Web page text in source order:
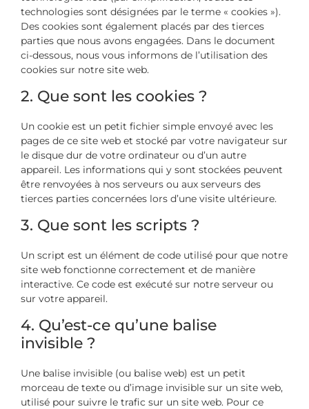
technologies sont désignées par le terme « cookies »).
Des cookies sont également placés par des tierces
parties que nous avons engagées. Dans le document
ci-dessous, nous vous informons de l’utilisation des
cookies sur notre site web.
2. Que sont les cookies ?
Un cookie est un petit fichier simple envoyé avec les
pages de ce site web et stocké par votre navigateur sur
le disque dur de votre ordinateur ou d’un autre
appareil. Les informations qui y sont stockées peuvent
être renvoyées à nos serveurs ou aux serveurs des
tierces parties concernées lors d’une visite ultérieure.
3. Que sont les scripts ?
Un script est un élément de code utilisé pour que notre
site web fonctionne correctement et de manière
interactive. Ce code est exécuté sur notre serveur ou
sur votre appareil.
4. Qu’est-ce qu’une balise
invisible ?
Une balise invisible (ou balise web) est un petit
morceau de texte ou d’image invisible sur un site web,
utilisé pour suivre le trafic sur un site web. Pour ce